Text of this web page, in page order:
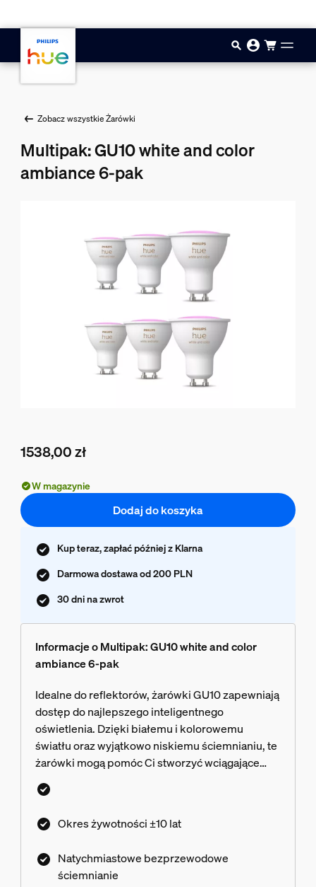
Zobacz wszystkie Żarówki
Multipak: GU10 white and color
ambiance 6-pak
1538,00 zł
W magazynie
Dodaj do koszyka
Kup teraz, zapłać później z Klarna
Darmowa dostawa od 200 PLN
30 dni na zwrot
Informacje o Multipak: GU10 white and color
ambiance 6-pak
Idealne do reflektorów, żarówki GU10 zapewniają
dostęp do najlepszego inteligentnego
oświetlenia. Dzięki białemu i kolorowemu
światłu oraz wyjątkowo niskiemu ściemnianiu, te
żarówki mogą pomóc Ci stworzyć wciągające
doświadczenia, wspierać Twoje rutyny i wiele
więcej.
Okres żywotności ±10 lat
Natychmiastowe bezprzewodowe
ściemnianie